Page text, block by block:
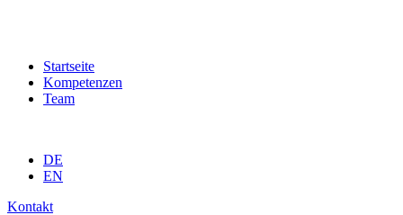
Startseite
Kompetenzen
Team
DE
EN
Kontakt